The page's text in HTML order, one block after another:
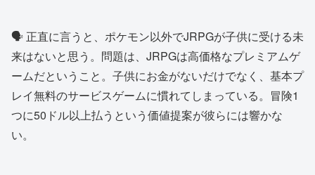
🗣️ 正直に言うと、ポケモン以外でJRPGが子供に受ける未
来はないと思う。問題は、JRPGは高価格なプレミアムゲ
ームだということ。子供にお金がないだけでなく、基本プ
レイ無料のサービスゲームに慣れてしまっている。冒険1
つに50ドル以上払うという価値提案が彼らには響かな
い。